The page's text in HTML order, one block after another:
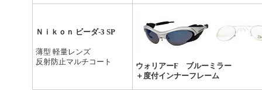
Ｎｉｋｏｎ ビーダ-3 SP
薄型 軽量レンズ
反射防止マルチコート
ウォリアーF ブルーミラー
＋度付インナーフレーム